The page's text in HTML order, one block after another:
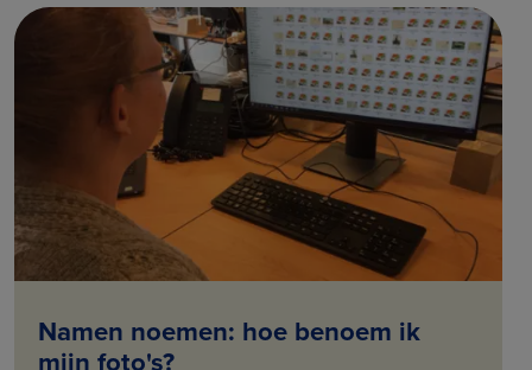
Namen noemen: hoe benoem ik
mijn foto's?